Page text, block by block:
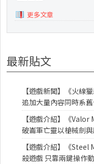
更多文章
最新貼文
【遊戲新聞】《火線
追加大量內容同時系
【遊戲介紹】《
破崙軍亡靈以槍械劍
【遊戲介紹】《
殺遊戲 只靠兩鍵操作